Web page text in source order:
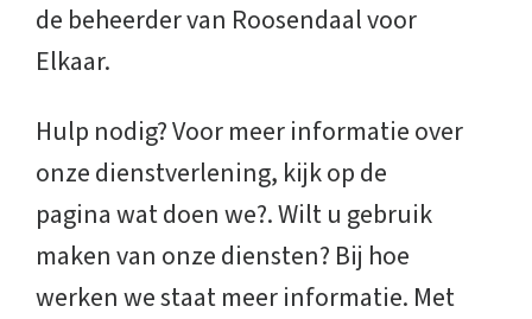
de beheerder van Roosendaal voor
Elkaar.
Hulp nodig? Voor meer informatie over
onze dienstverlening, kijk op de
pagina wat doen we?. Wilt u gebruik
maken van onze diensten? Bij hoe
werken we staat meer informatie. Met